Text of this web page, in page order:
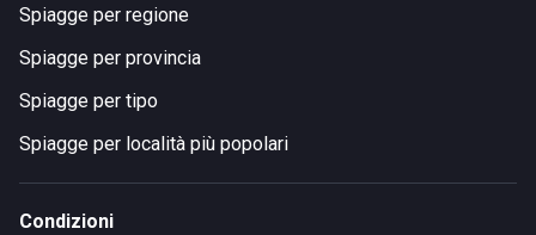
Spiagge per regione
Spiagge per provincia
Spiagge per tipo
Spiagge per località più popolari
Condizioni